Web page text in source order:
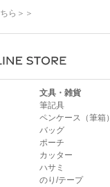
ら＞＞
文具・雑貨
筆記具
ペンケース（筆箱）
バッグ
ポーチ
カッター
ハサミ
のり/テープ